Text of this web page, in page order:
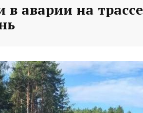
в аварии на трассе